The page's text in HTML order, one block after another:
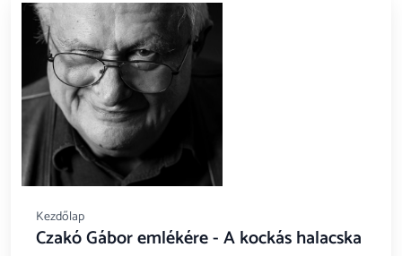
Kezdőlap
Czakó Gábor emlékére - A kockás halacska